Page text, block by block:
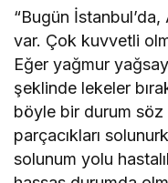
“Bugün
var. Çok kuvvetli
Eğer yağmur
şeklinde lekeler
böyle bir durum söz
parçacıkları
solunum yolu